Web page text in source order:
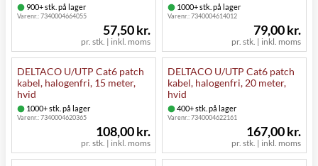
900+ stk. på lager
Varenr.:7340004664055
pr. stk. | inkl. moms
57,50 kr.
1000+ stk. på lager
Varenr.:7340004614012
pr. stk. | inkl. moms
79,00 kr.
DELTACO U/UTP Cat6 patch
kabel, halogenfri, 15 meter,
hvid
1000+ stk. på lager
Varenr.:7340004620365
pr. stk. | inkl. moms
108,00 kr.
DELTACO U/UTP Cat6 patch
kabel, halogenfri, 20 meter,
hvid
400+ stk. på lager
Varenr.:7340004622161
pr. stk. | inkl. moms
167,00 kr.